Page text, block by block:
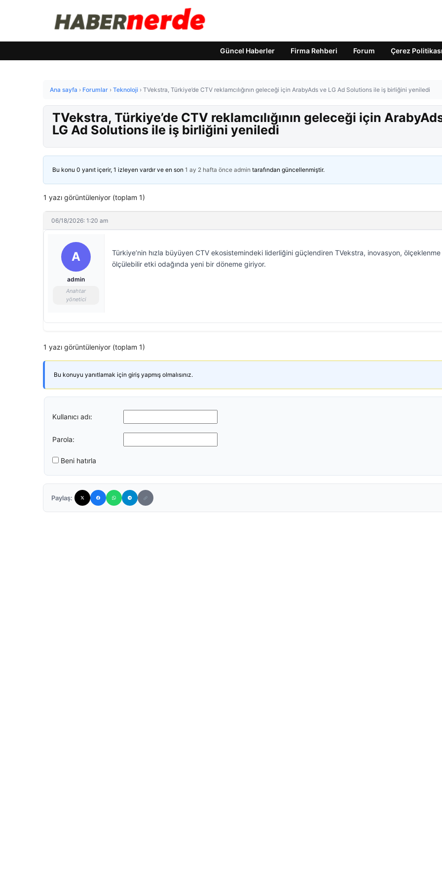
Güncel Haberler Firma Rehberi Forum Çerez Politikası
Ana sayfa › Forumlar › Teknoloji › TVekstra, Türkiye’de CTV reklamcılığının geleceği için ArabyAds ve LG Ad Solutions ile iş birliğini yeniledi
TVekstra, Türkiye’de CTV reklamcılığının geleceği için
LG Ad Solutions ile iş birliğini yeniledi
Bu konu 0 yanıt içerir, 1 izleyen vardır ve en son 1 ay 2 hafta önce admin tarafından güncellenmiştir.
1 yazı görüntüleniyor (toplam 1)
06/18/2026: 1:20 am
A
admin
Anahtar
yönetici
Türkiye’nin hızla büyüyen CTV ekosistemindeki liderliğini güçlendiren TVekstra, inovasyon,
ölçülebilir etki odağında yeni bir döneme giriyor.
1 yazı görüntüleniyor (toplam 1)
Bu konuyu yanıtlamak için giriş yapmış olmalısınız.
Kullanıcı adı:
Parola:
Beni hatırla
Paylaş: